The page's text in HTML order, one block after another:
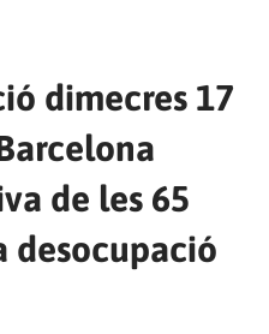
dimecres 17
de les 65
desocupació